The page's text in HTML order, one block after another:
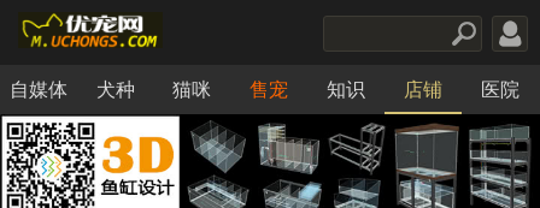
自媒体 犬种 猫咪 售宠 知识 店铺 医院
食品